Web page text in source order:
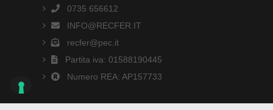
0735 656612
INFO@RECFER.IT
recfer@pec.it
Partita iva: 01588190445
Numero REA: AP157733